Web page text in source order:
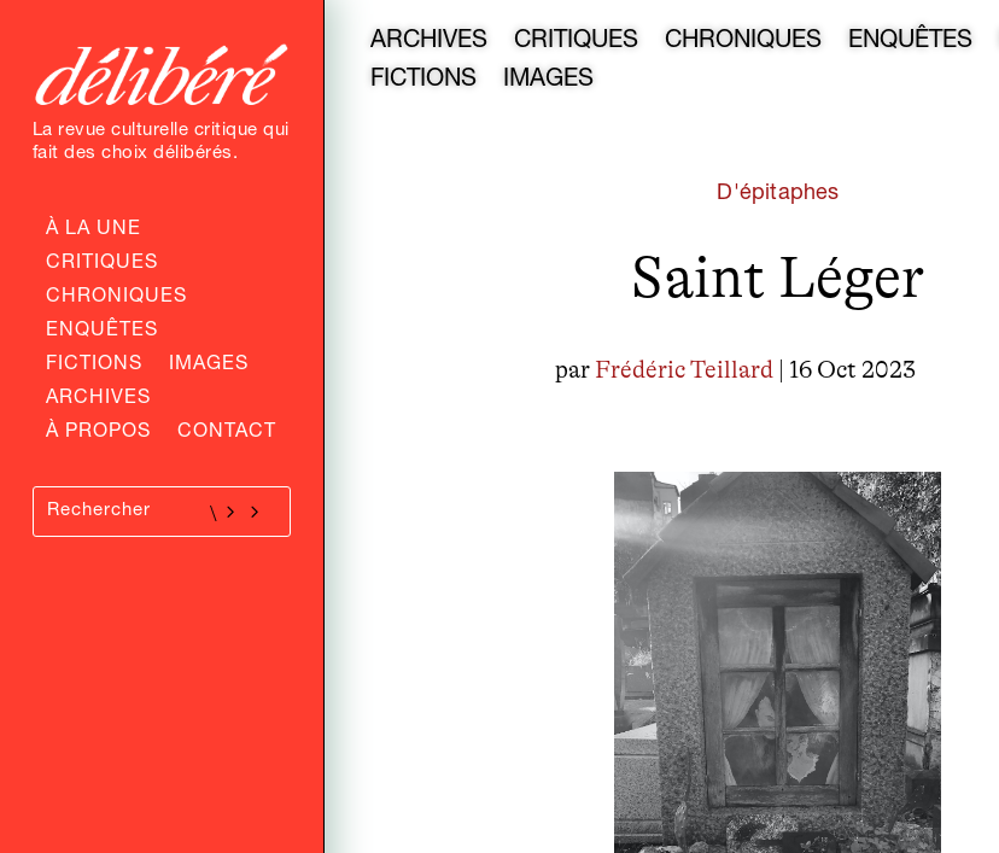
La revue culturelle critique qui
fait des choix délibérés.
À LA UNE
CRITIQUES
CHRONIQUES
ENQUÊTES
FICTIONS
IMAGES
ARCHIVES
À PROPOS
CONTACT
ARCHIVES CRITIQUES CHRONIQUES ENQUÊTES
FICTIONS
IMAGES
D'épitaphes
Saint Léger
par Frédéric Teillard | 16 Oct 2023